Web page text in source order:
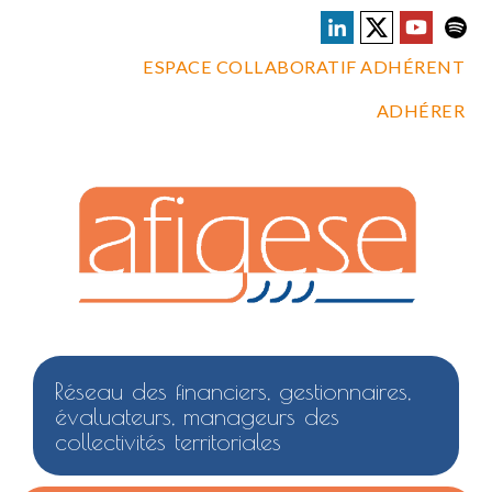
ESPACE COLLABORATIF ADHÉRENT
ADHÉRER
Réseau des financiers, gestionnaires,
évaluateurs, manageurs des
collectivités territoriales